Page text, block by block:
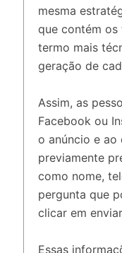
mesma
que contém os
termo mais
geração de
Assim, as
Facebook ou
o anúncio e ao
previamente
como nome,
pergunta que
clicar em
Essas